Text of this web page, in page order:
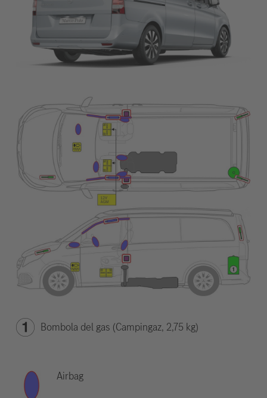
Bombola del gas (Campingaz, 2,75 kg)
Airbag